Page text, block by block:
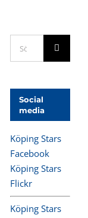
Social
media
Köping Stars
Facebook
Köping Stars
Flickr
Köping Stars